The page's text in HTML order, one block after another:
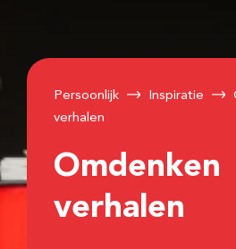
Persoonlijk Inspiratie
verhalen
Omdenken
verhalen